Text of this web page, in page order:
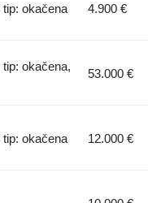
tip: okačena 4.900 €
okačena,
53.000 €
tip: okačena 12.000 €